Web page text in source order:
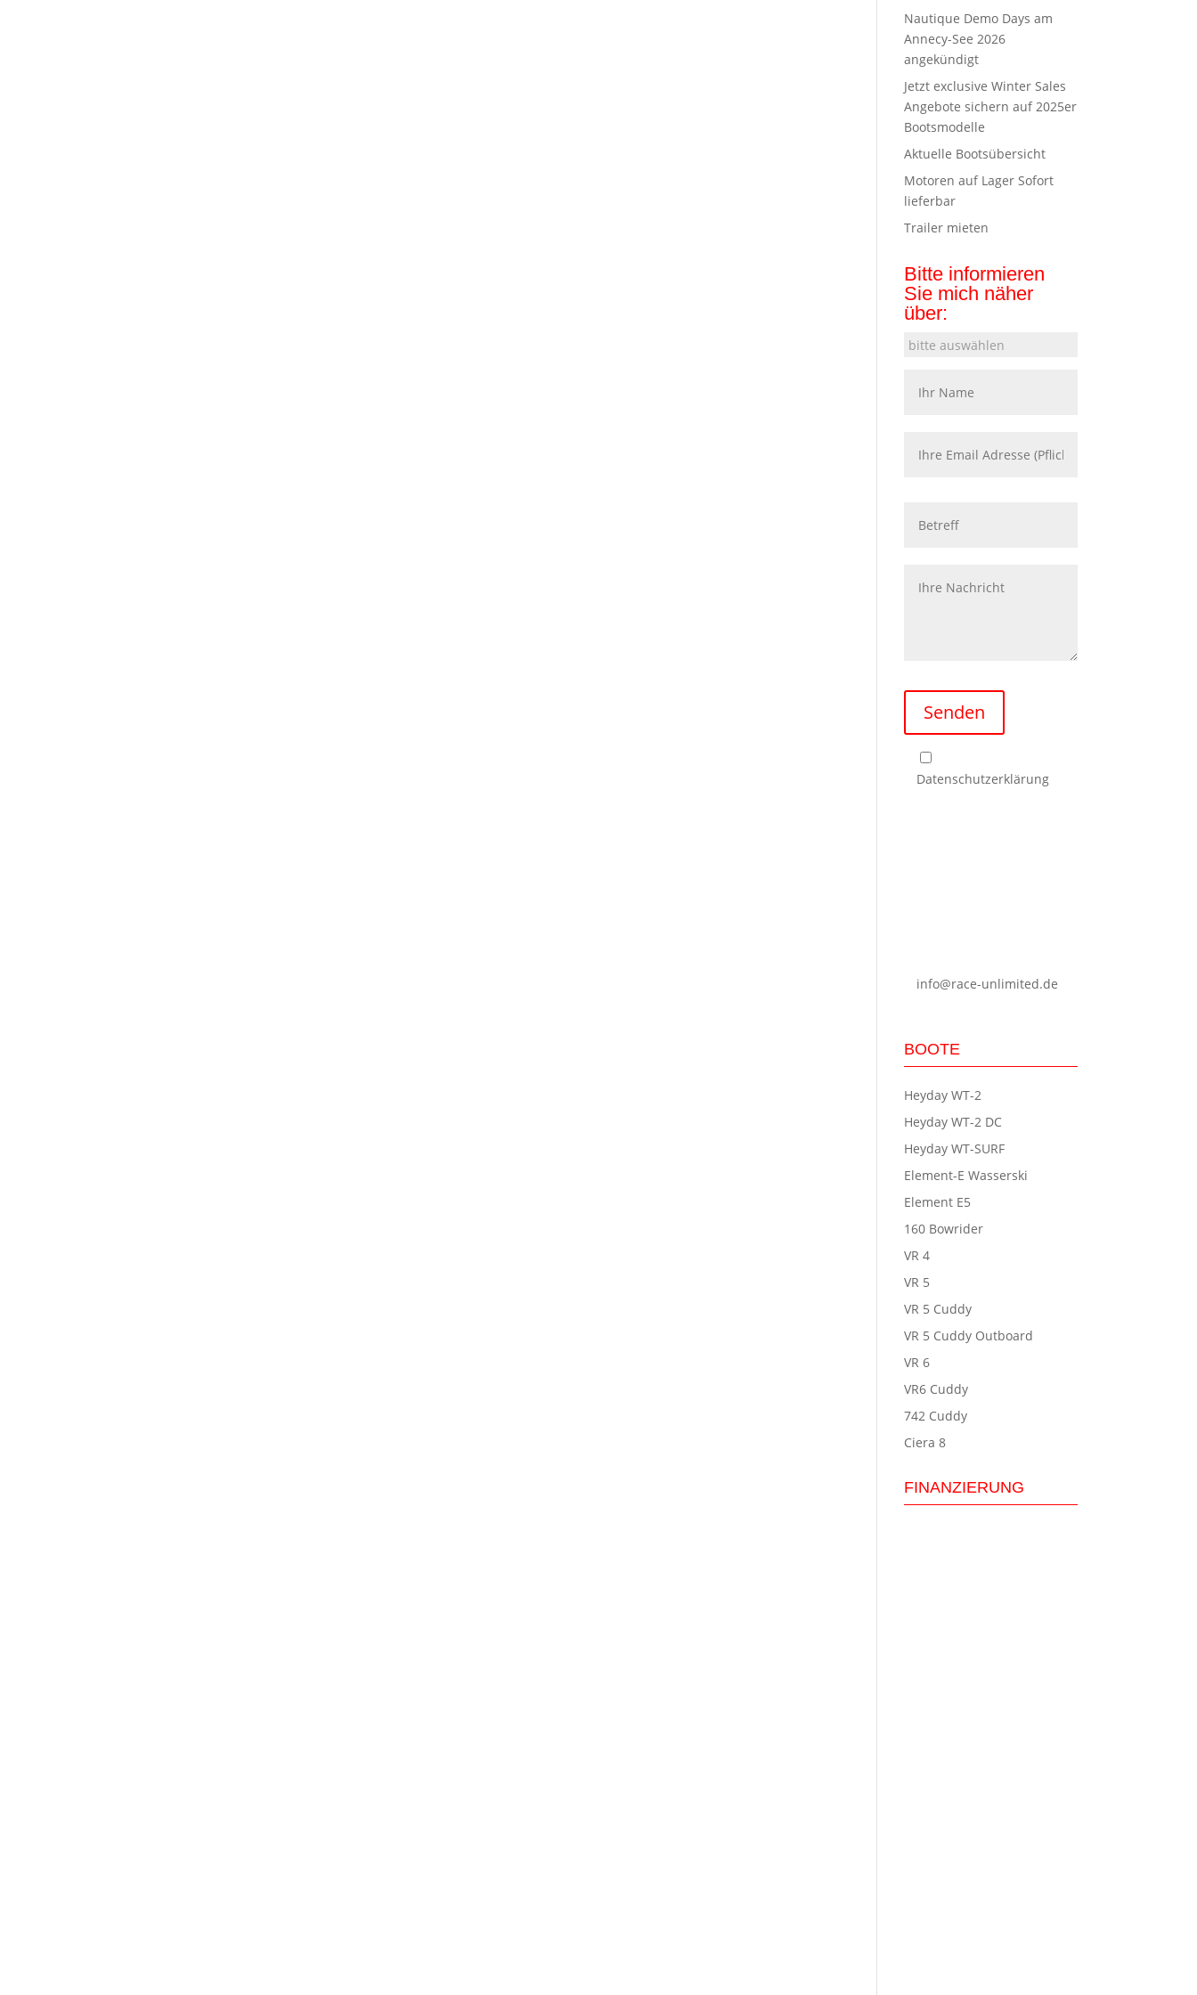
Nautique Demo Days am
Annecy-See 2026
angekündigt
Jetzt exclusive Winter Sales
Angebote sichern auf 2025er
Bootsmodelle
Aktuelle Bootsübersicht
Motoren auf Lager Sofort
lieferbar
Trailer mieten
Bitte informieren
Sie mich näher
über:
Senden
Datenschutzerklärung
info@race-unlimited.de
BOOTE
Heyday WT-2
Heyday WT-2 DC
Heyday WT-SURF
Element-E Wasserski
Element E5
160 Bowrider
VR 4
VR 5
VR 5 Cuddy
VR 5 Cuddy Outboard
VR 6
VR6 Cuddy
742 Cuddy
Ciera 8
FINANZIERUNG